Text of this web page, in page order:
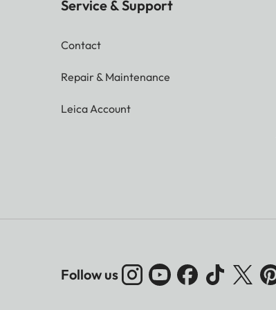
Service & Support
Contact
Repair & Maintenance
Leica Account
Follow us